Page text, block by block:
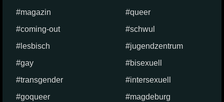
magazin
queer
coming-out
schwul
lesbisch
jugendzentrum
gay
bisexuell
transgender
intersexuell
goqueer
magdeburg